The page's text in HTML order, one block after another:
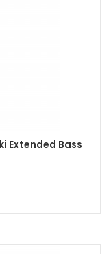
Extended Bass